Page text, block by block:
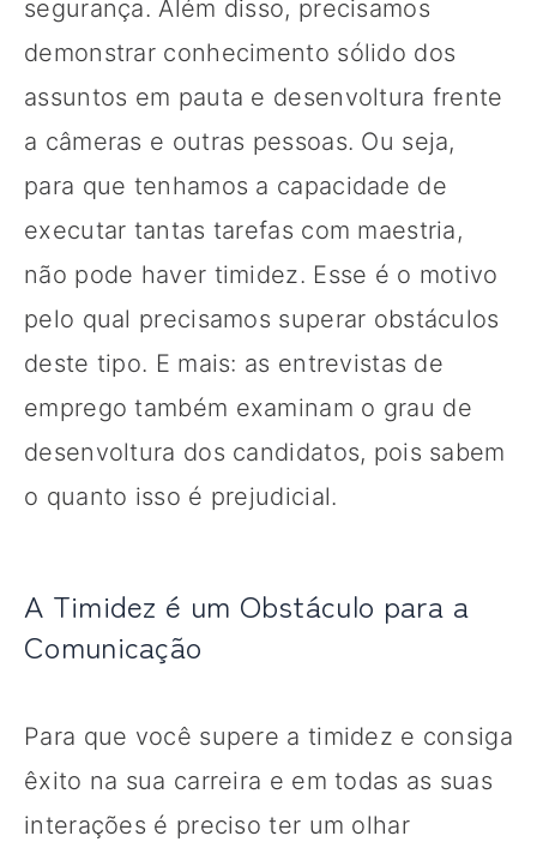
segurança. Além disso, precisamos
demonstrar conhecimento sólido dos
assuntos em pauta e desenvoltura frente
a câmeras e outras pessoas. Ou seja,
para que tenhamos a capacidade de
executar tantas tarefas com maestria,
não pode haver timidez. Esse é o motivo
pelo qual precisamos superar obstáculos
deste tipo. E mais: as entrevistas de
emprego também examinam o grau de
desenvoltura dos candidatos, pois sabem
o quanto isso é prejudicial.
A Timidez é um Obstáculo para a
Comunicação
Para que você supere a timidez e consiga
êxito na sua carreira e em todas as suas
interações é preciso ter um olhar